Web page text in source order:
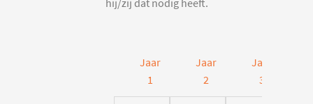
hij/zij dat nodig heeft.
Jaar
1
Jaar
2
Jaar
3